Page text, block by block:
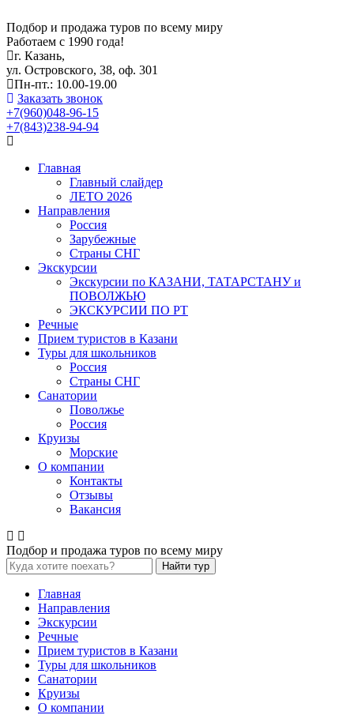
Подбор и продажа туров по всему миру
Работаем с 1990 года!
г. Казань,
ул. Островского, 38, оф. 301
Пн-пт.: 10.00-19.00
Заказать звонок
+7(960)048-96-15
+7(843)238-94-94
Главная
Главный слайдер
ЛЕТО 2026
Направления
Россия
Зарубежные
Страны СНГ
Экскурсии
Экскурсии по КАЗАНИ, ТАТАРСТАНУ и
ПОВОЛЖЬЮ
ЭКСКУРСИИ ПО РТ
Речные
Прием туристов в Казани
Туры для школьников
Россия
Страны СНГ
Санатории
Поволжье
Россия
Круизы
Морские
О компании
Контакты
Отзывы
Вакансия
Подбор и продажа туров по всему миру
Найти тур
Главная
Направления
Экскурсии
Речные
Прием туристов в Казани
Туры для школьников
Санатории
Круизы
О компании